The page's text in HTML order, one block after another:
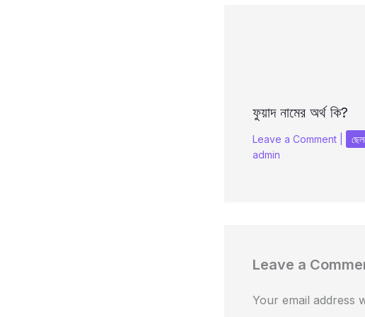
ফুয়াদ নামের অর্থ কি?
Leave a Comment
admin
Leave a
Your email address